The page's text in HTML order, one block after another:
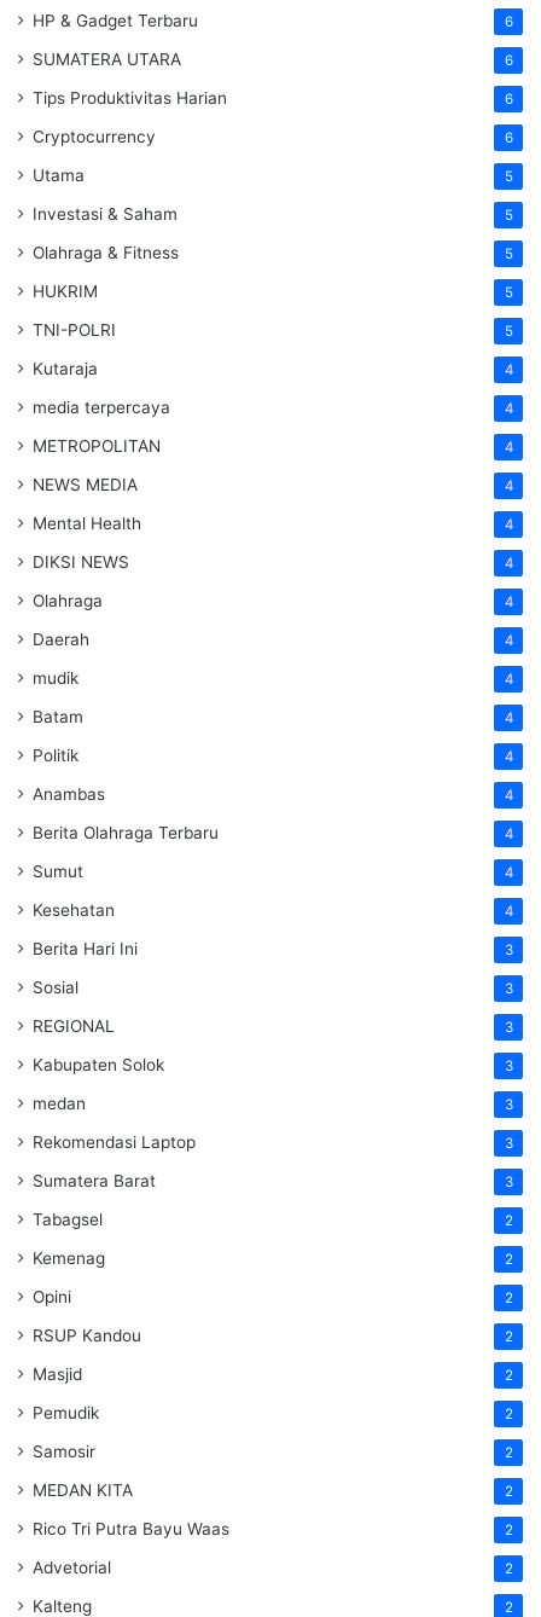
HP & Gadget Terbaru 6
SUMATERA UTARA 6
Tips Produktivitas Harian 6
Cryptocurrency 6
Utama 5
Investasi & Saham 5
Olahraga & Fitness 5
HUKRIM 5
TNI-POLRI 5
Kutaraja 4
media terpercaya 4
METROPOLITAN 4
NEWS MEDIA 4
Mental Health 4
DIKSI NEWS 4
Olahraga 4
Daerah 4
mudik 4
Batam 4
Politik 4
Anambas 4
Berita Olahraga Terbaru 4
Sumut 4
Kesehatan 4
Berita Hari Ini 3
Sosial 3
REGIONAL 3
Kabupaten Solok 3
medan 3
Rekomendasi Laptop 3
Sumatera Barat 3
Tabagsel 2
Kemenag 2
Opini 2
RSUP Kandou 2
Masjid 2
Pemudik 2
Samosir 2
MEDAN KITA 2
Rico Tri Putra Bayu Waas 2
Advetorial 2
Kalteng 2